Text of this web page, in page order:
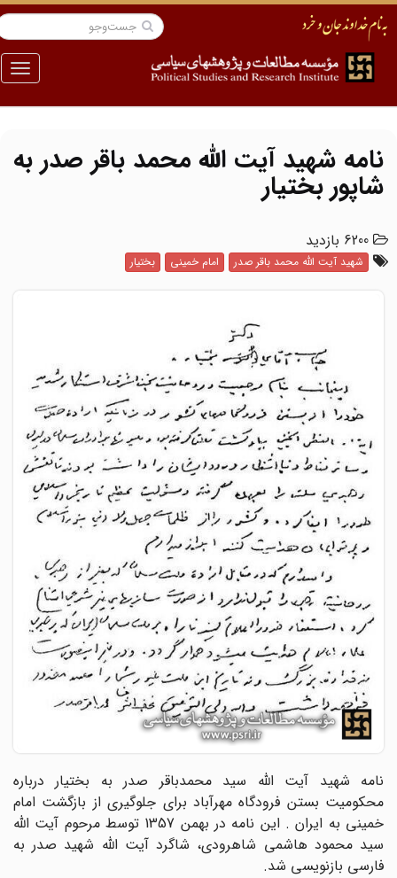
منو
نامه شهید آیت الله محمد باقر صدر به
شاپور بختیار
6200 بازدید
شهید آیت الله محمد باقر صدر امام خمینی بختیار
نامه شهید آیت الله سید محمدباقر صدر به بختیار درباره
محکومیت بستن فرودگاه مهرآباد برای جلوگیری از بازگشت امام
خمینی به ایران . این نامه در بهمن 1357 توسط مرحوم آیت الله
سید محمود هاشمی شاهرودی، شاگرد آیت الله شهید صدر به
فارسی بازنویسی شد.